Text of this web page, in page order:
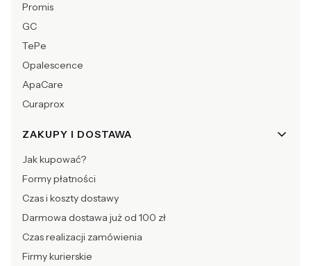
Promis
GC
TePe
Opalescence
ApaCare
Curaprox
ZAKUPY I DOSTAWA
Jak kupować?
Formy płatności
Czas i koszty dostawy
Darmowa dostawa już od 100 zł
Czas realizacji zamówienia
Firmy kurierskie